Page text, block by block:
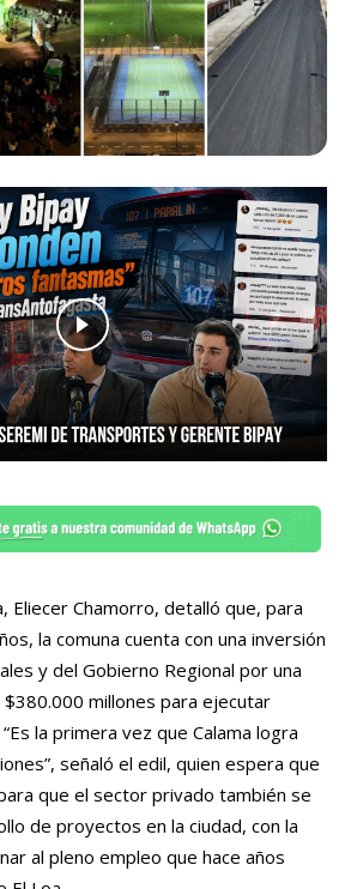
Eliecer Chamorro, detalló que, para
la comuna cuenta con una inversión
y del Gobierno Regional por una
millones para ejecutar
la primera vez que Calama logra
señaló el edil, quien espera que
que el sector privado también se
de proyectos en la ciudad, con la
al pleno empleo que hace años